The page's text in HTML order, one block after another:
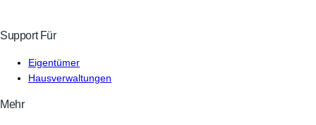
Support Für
Eigentümer
Hausverwaltungen
Mehr